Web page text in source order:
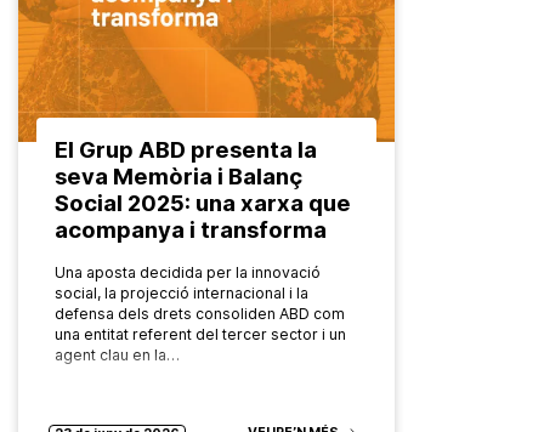
El Grup ABD presenta la
seva Memòria i Balanç
Social 2025: una xarxa que
acompanya i transforma
Una aposta decidida per la innovació
social, la projecció internacional i la
defensa dels drets consoliden ABD com
una entitat referent del tercer sector i un
agent clau en la…